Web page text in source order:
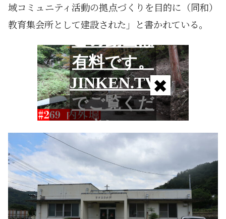
域コミュニティ活動の拠点づくりを目的に（同和）
教育集会所として建設された」と書かれている。